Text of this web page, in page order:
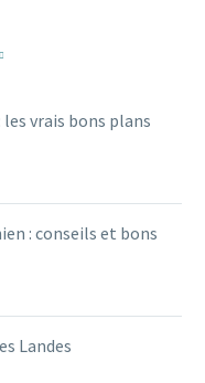
les vrais bons plans
: conseils et bons
Landes